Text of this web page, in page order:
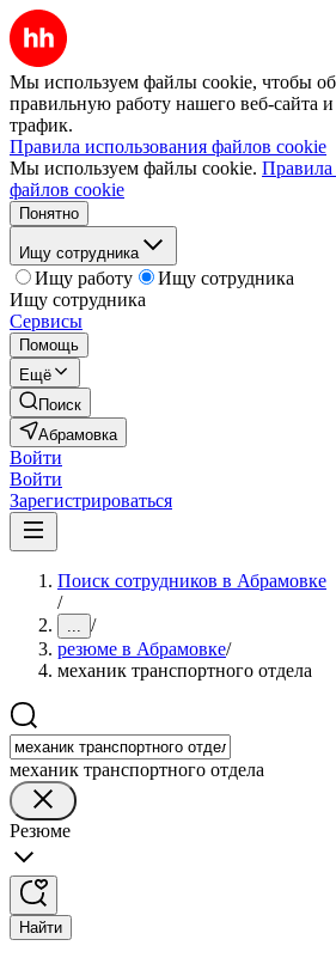
Мы используем файлы cookie, чтобы
правильную работу нашего веб-сайта и
трафик.
Правила использования файлов cookie
Мы используем файлы cookie. Правила
файлов cookie
Понятно
Ищу сотрудника
Ищу работу
Ищу сотрудника
Ищу сотрудника
Сервисы
Помощь
Ещё
Поиск
Абрамовка
Войти
Войти
Зарегистрироваться
Поиск сотрудников в Абрамовке
/
... /
резюме в Абрамовке/
механик транспортного отдела
механик транспортного отдела
Резюме
Найти